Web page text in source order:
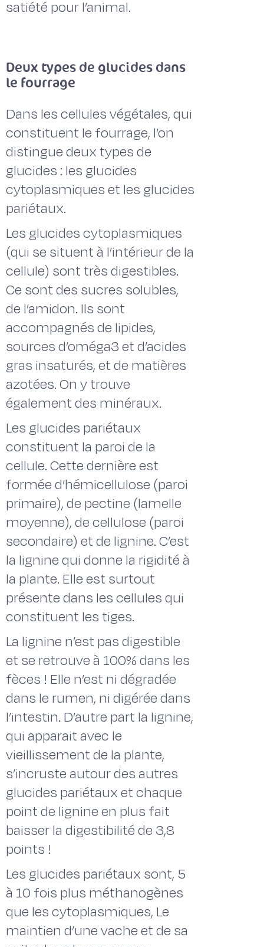
satiété pour l’animal.
Deux types de glucides dans
le fourrage
Dans les cellules végétales, qui
constituent le fourrage, l’on
distingue deux types de
glucides : les glucides
cytoplasmiques et les glucides
pariétaux.
Les glucides cytoplasmiques
(qui se situent à l’intérieur de la
cellule) sont très digestibles.
Ce sont des sucres solubles,
de l’amidon. Ils sont
accompagnés de lipides,
sources d’oméga3 et d’acides
gras insaturés, et de matières
azotées. On y trouve
également des minéraux.
Les glucides pariétaux
constituent la paroi de la
cellule. Cette dernière est
formée d’hémicellulose (paroi
primaire), de pectine (lamelle
moyenne), de cellulose (paroi
secondaire) et de lignine. C’est
la lignine qui donne la rigidité à
la plante. Elle est surtout
présente dans les cellules qui
constituent les tiges.
La lignine n’est pas digestible
et se retrouve à 100% dans les
fèces ! Elle n’est ni dégradée
dans le rumen, ni digérée dans
l’intestin. D’autre part la lignine,
qui apparait avec le
vieillissement de la plante,
s’incruste autour des autres
glucides pariétaux et chaque
point de lignine en plus fait
baisser la digestibilité de 3,8
points !
Les glucides pariétaux sont, 5
à 10 fois plus méthanogènes
que les cytoplasmiques, Le
maintien d’une vache et de sa